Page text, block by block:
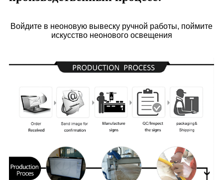
Войдите в неоновую вывеску ручной работы, поймите
искусство неонового освещения